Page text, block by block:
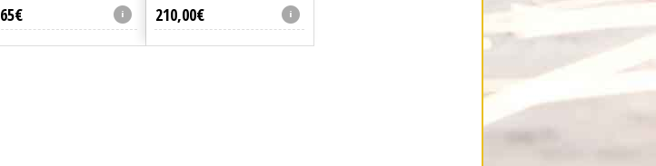
65€ 210,00€